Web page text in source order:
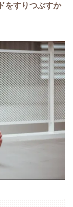
をすりつぶすか